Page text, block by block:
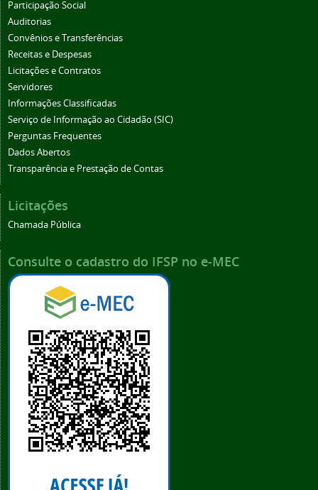
Participação Social
Auditorias
Convênios e Transferências
Receitas e Despesas
Licitações e Contratos
Servidores
Informações Classificadas
Serviço de Informação ao Cidadão (SIC)
Perguntas Frequentes
Dados Abertos
Transparência e Prestação de Contas
Licitações
Chamada Pública
Consulte o cadastro do IFSP no e-MEC